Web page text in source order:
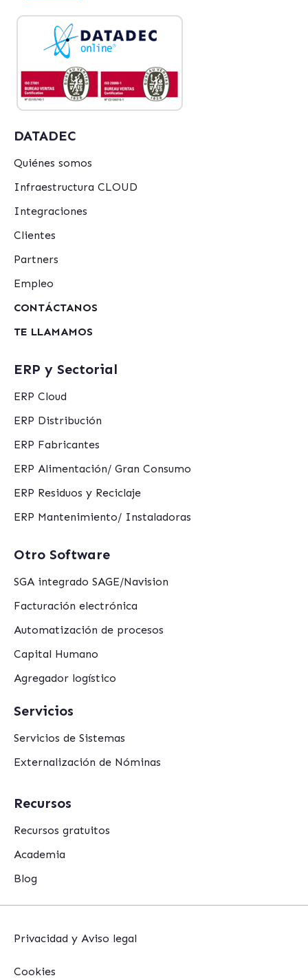
DATADEC
Quiénes somos
Infraestructura CLOUD
Integraciones
Clientes
Partners
Empleo
CONTÁCTANOS
TE LLAMAMOS
ERP y Sectorial
ERP Cloud
ERP Distribución
ERP Fabricantes
ERP Alimentación/ Gran Consumo
ERP Residuos y Reciclaje
ERP Mantenimiento/ Instaladoras
Otro Software
SGA integrado SAGE/Navision
Facturación electrónica
Automatización de procesos
Capital Humano
Agregador logístico
Servicios
Servicios de Sistemas
Externalización de Nóminas
Recursos
Recursos gratuitos
Academia
Blog
Privacidad y Aviso legal
Cookies